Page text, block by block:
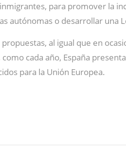
para promover la
autónomas o desarrollar una
al igual que en
como cada año, España
para la Unión Europea.